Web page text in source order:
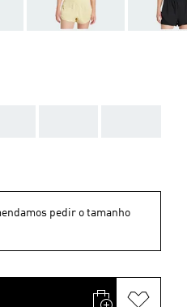
pedir o tamanho